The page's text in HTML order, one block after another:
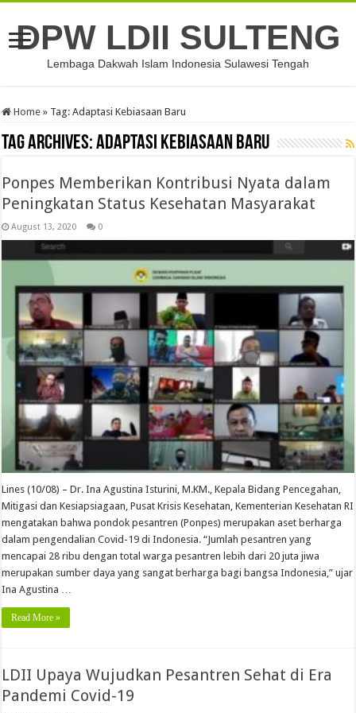
DPW LDII SULTENG
Lembaga Dakwah Islam Indonesia Sulawesi Tengah
Home » Tag:Adaptasi Kebiasaan Baru
Tag Archives:Adaptasi Kebiasaan Baru
Ponpes Memberikan Kontribusi Nyata dalam
Peningkatan Status Kesehatan Masyarakat
August 13, 2020 0
Lines (10/08) – Dr. Ina Agustina Isturini, M.KM., Kepala Bidang Pencegahan,
Mitigasi dan Kesiapsiagaan, Pusat Krisis Kesehatan, Kementerian Kesehatan RI
mengatakan bahwa pondok pesantren (Ponpes) merupakan aset berharga
dalam pengendalian Covid-19 di Indonesia. “Jumlah pesantren yang
mencapai 28 ribu dengan total warga pesantren lebih dari 20 juta jiwa
merupakan sumber daya yang sangat berharga bagi bangsa Indonesia,” ujar
Ina Agustina …
Read More »
LDII Upaya Wujudkan Pesantren Sehat di Era
Pandemi Covid-19